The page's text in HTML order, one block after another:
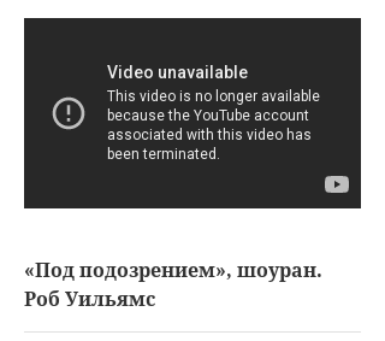
«Под подозрением», шоуран.
Роб Уильямс